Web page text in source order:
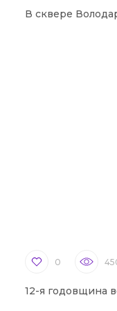
В сквере
0
12-я годовщина